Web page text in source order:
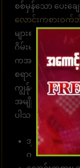
စစ်မှန်သော ပေးချ
လောင်းကစားဝ
များ၏နှလုံးသား
ဂိမ်းများကို အချိ
ကအမြဲ စောင့်ဆိုင်း
စရာတွင်ပါဝင်ဆင်
ကျွန်ုပ်တို့၏ဝဘ်ဆိုဒ်
အမျိုးမျိုးသော အက
ပါသည်။
အွန်လိုင်းဘောလုံ
ကျပ် )မှစတင်နို